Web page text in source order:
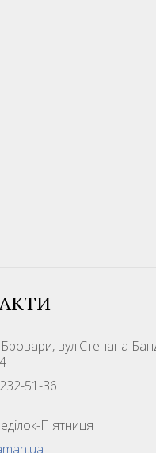
вул.Степана
51-36
П'ятниця